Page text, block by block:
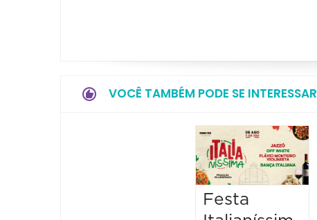
VOCÊ TAMBÉM PODE SE INTERESSAR
Festa